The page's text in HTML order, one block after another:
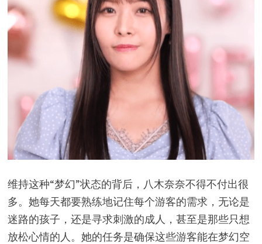
维持这种“梦幻”状态的背后，八木奈奈不得不付出很
多。她每天都要熟练地记住每个游客的需求，无论是
迷路的孩子，还是寻求刺激的成人，甚至是那些只想
放松心情的人。她的任务是确保这些游客能在梦幻空